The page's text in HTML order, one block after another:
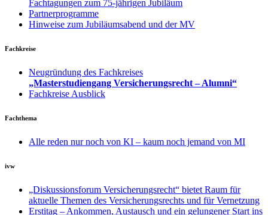
Fachtagungen zum 75-jährigen Jubiläum
Partnerprogramme
Hinweise zum Jubiläumsabend und der MV
Fachkreise
Neugründung des Fachkreises
„Masterstudiengang Versicherungsrecht – Alumni“
Fachkreise Ausblick
Fachthema
Alle reden nur noch von KI – kaum noch jemand von MI
ivw
„Diskussionsforum Versicherungsrecht“ bietet Raum für
aktuelle Themen des Versicherungsrechts und für Vernetzung
Erstitag – Ankommen, Austausch und ein gelungener Start ins